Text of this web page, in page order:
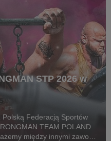
STP 2026 w
Polską Federacją Sportów
TEAM POLAND
między innymi zawody